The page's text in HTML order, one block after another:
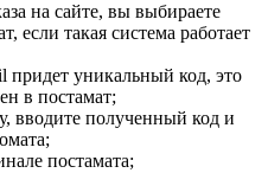
на сайте, вы выбираете
если такая система работает
придет уникальный код, это
в постамат;
вводите полученный код и
постамата;